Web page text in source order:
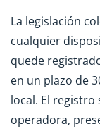
La legislación
cualquier
quede
en un plazo de
local. El registro
operadora,